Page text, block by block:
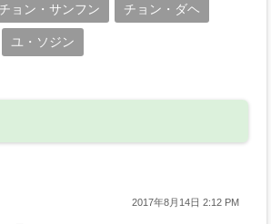
チョン・サンフン チョン・ダヘ
ユ・ソジン
2017年8月14日 2:12 PM